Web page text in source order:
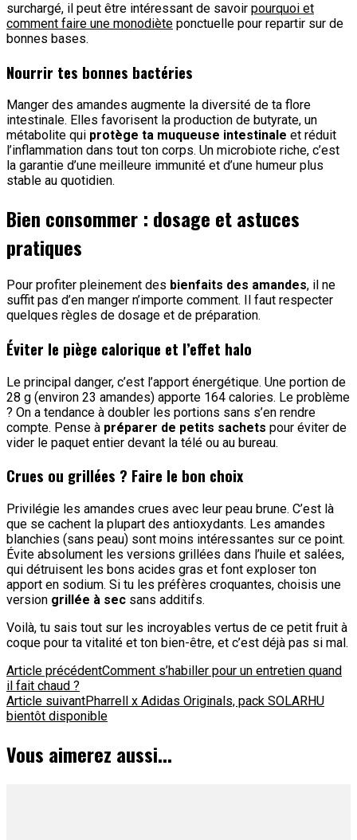
surchargé, il peut être intéressant de savoir pourquoi et
comment faire une monodiète ponctuelle pour repartir sur de
bonnes bases.
Nourrir tes bonnes bactéries
Manger des amandes augmente la diversité de ta flore
intestinale. Elles favorisent la production de butyrate, un
métabolite qui protège ta muqueuse intestinale et réduit
l’inflammation dans tout ton corps. Un microbiote riche, c’est
la garantie d’une meilleure immunité et d’une humeur plus
stable au quotidien.
Bien consommer : dosage et astuces
pratiques
Pour profiter pleinement des bienfaits des amandes, il ne
suffit pas d’en manger n’importe comment. Il faut respecter
quelques règles de dosage et de préparation.
Éviter le piège calorique et l’effet halo
Le principal danger, c’est l’apport énergétique. Une portion de
28 g (environ 23 amandes) apporte 164 calories. Le problème
? On a tendance à doubler les portions sans s’en rendre
compte. Pense à préparer de petits sachets pour éviter de
vider le paquet entier devant la télé ou au bureau.
Crues ou grillées ? Faire le bon choix
Privilégie les amandes crues avec leur peau brune. C’est là
que se cachent la plupart des antioxydants. Les amandes
blanchies (sans peau) sont moins intéressantes sur ce point.
Évite absolument les versions grillées dans l’huile et salées,
qui détruisent les bons acides gras et font exploser ton
apport en sodium. Si tu les préfères croquantes, choisis une
version grillée à sec sans additifs.
Voilà, tu sais tout sur les incroyables vertus de ce petit fruit à
coque pour ta vitalité et ton bien-être, et c’est déjà pas si mal.
Navigation
d'article
Article précédentComment s’habiller pour un entretien quand
il fait chaud ?
Article suivantPharrell x Adidas Originals, pack SOLARHU
bientôt disponible
Vous aimerez aussi...